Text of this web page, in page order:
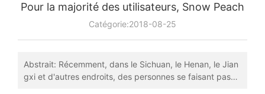
Pour la majorité des utilisateurs, Snow Peach
Catégorie:2018-08-25
Abstrait: Récemment, dans le Sichuan, le Henan, le Jian
gxi et d'autres endroits, des personnes se faisant passe